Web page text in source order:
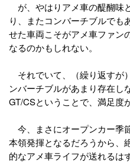
が、やはりアメ車の醍醐味
り、またコンバーチブルでも
せた車両こそがアメ車ファン
なるのかもしれない。
それでいて、（繰り返すが
ンバーチブルがあまり存在し
GT/CSということで、満足度
今、まさにオープンカー季
本領発揮となるだろうから、
的なアメ車ライフが送れるは